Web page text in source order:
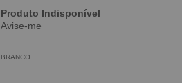
Produto Indisponível
Avise-me
BRANCO